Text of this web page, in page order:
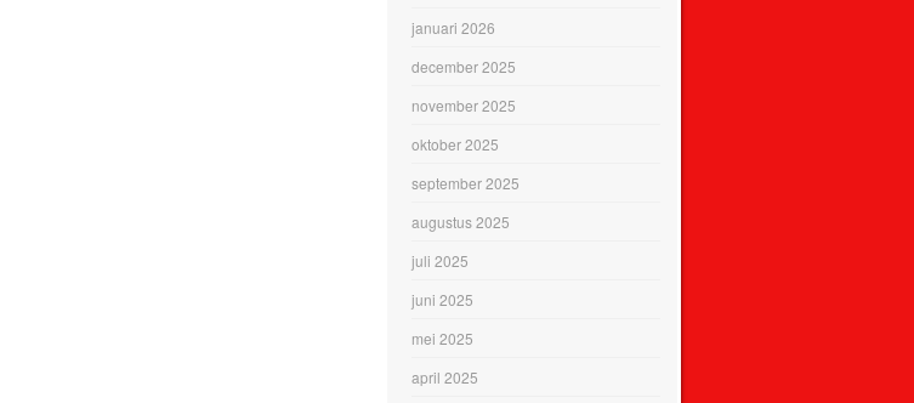
januari 2026
december 2025
november 2025
oktober 2025
september 2025
augustus 2025
juli 2025
juni 2025
mei 2025
april 2025